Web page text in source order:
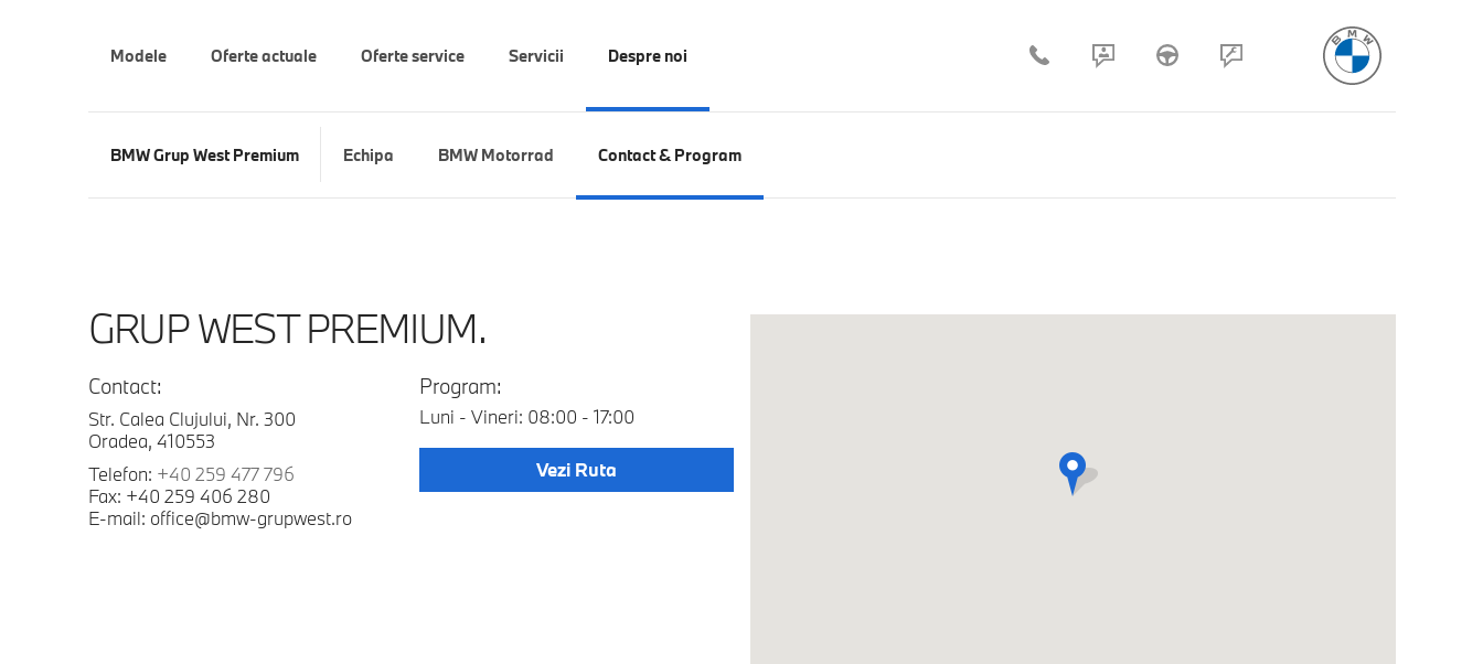
Modele Oferte actuale Oferte service Servicii Despre noi
BMW Grup West Premium Echipa BMW Motorrad Contact & Program
GRUP WEST PREMIUM.
Contact:
Str. Calea Clujului, Nr. 300
Oradea, 410553
Telefon: +40 259 477 796
Fax: +40 259 406 280
E-mail: office@bmw-grupwest.ro
Program:
Luni - Vineri: 08:00 - 17:00
Vezi Ruta